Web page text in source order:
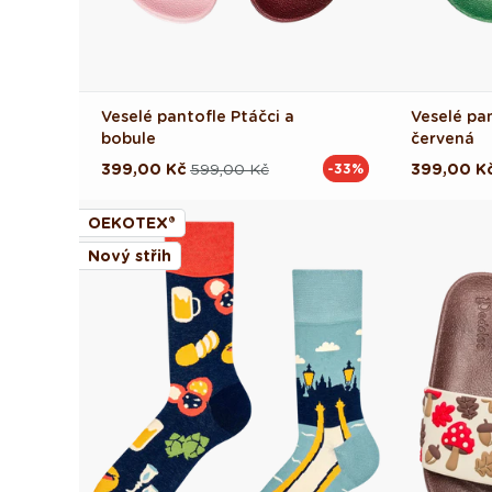
Veselé pantofle Ptáčci a
bobule
Běžná
599,00 Kč
Výprodejová
399,00 Kč -33%
Veselé
červená
Běžná
399,00
OEKOTEX®
Nový střih